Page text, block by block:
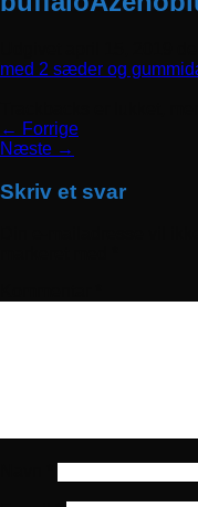
med 2 sæder og
← Forrige
Næste →
Skriv et svar